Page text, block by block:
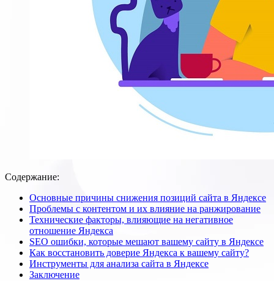
Содержание:
Основные причины снижения позиций сайта в Яндексе
Проблемы с контентом и их влияние на ранжирование
Технические факторы, влияющие на негативное
отношение Яндекса
SEO ошибки, которые мешают вашему сайту в Яндексе
Как восстановить доверие Яндекса к вашему сайту?
Инструменты для анализа сайта в Яндексе
Заключение